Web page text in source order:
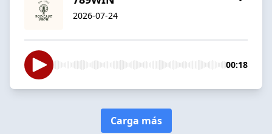
2026-07-24
00:18
Carga más